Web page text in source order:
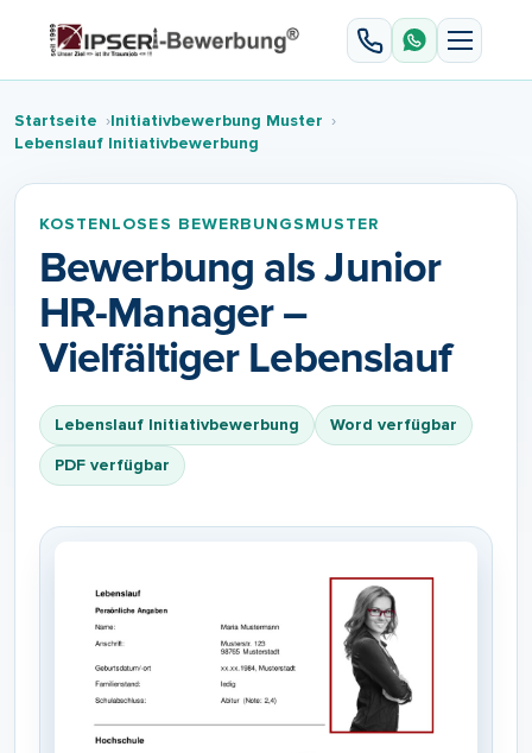
Startseite
Initiativbewerbung Muster
Lebenslаuf Initiativbewerbung
KOSTENLOSES BEWERBUNGSMUSTER
Bewerbung als Junior
HR-Manager –
Vielfältiger Lebenslauf
Lebenslаuf Initiativbewerbung
Word verfügbar
PDF verfügbar